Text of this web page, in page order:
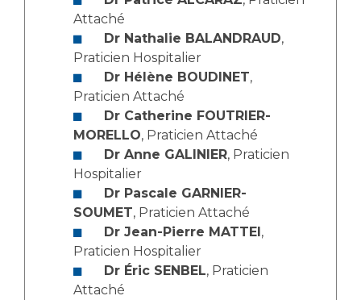
Livret d'accueil
Salon des familles
Transports sanitaires
Vos droits, vos devoirs
Handicap
Handi 13
Pôle Médecine Physique et Réadaptation
Accueil sourds et malentendants
Charte Romain Jacob
Mouvement Parcours Handicap 13
La recherche clinique à l'AP-HM
Les structures de recherche
Écoles et Instituts de Formation
Plateforme des internes
Professionnels de santé
Adresser un patient
Réseaux de soins
Attaché
Dr Nathalie BALANDRAUD,
Praticien Hospitalier
Dr Hélène BOUDINET,
Praticien Attaché
Dr Catherine FOUTRIER-
MORELLO, Praticien Attaché
Dr Anne GALINIER, Praticien
Hospitalier
Dr Pascale GARNIER-
SOUMET, Praticien Attaché
Dr Jean-Pierre MATTEI,
Praticien Hospitalier
Dr Éric SENBEL, Praticien
Attaché